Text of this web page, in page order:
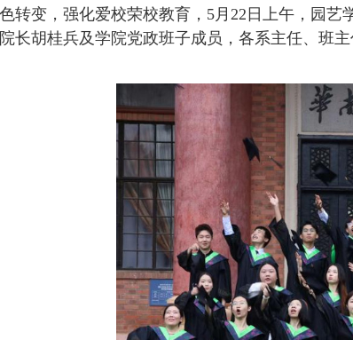
转变，强化爱校荣校教育， 5月22日上午 ，园艺
长胡桂兵及学院党政班子成员，各系主任、班